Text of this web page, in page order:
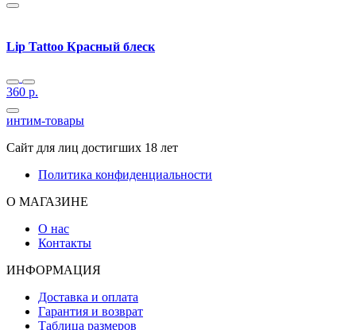
Lip Tattoo Красный блеск
360 р.
интим-товары
Сайт для лиц достигших 18 лет
Политика конфиденциальности
О МАГАЗИНЕ
О нас
Контакты
ИНФОРМАЦИЯ
Доставка и оплата
Гарантия и возврат
Таблица размеров